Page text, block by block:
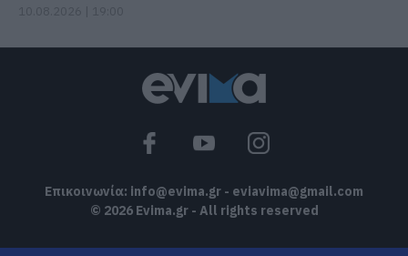
Επικοινωνία: info@evima.gr - eviavima@gmail.com
© 2026 Evima.gr - All rights reserved